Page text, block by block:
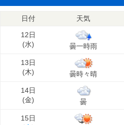
日付 天気
12日
(水) 曇一時雨
13日
(木) 曇時々晴
14日
(金) 曇
15日